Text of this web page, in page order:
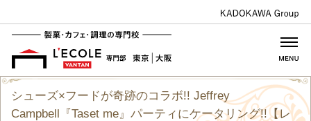
シューズ×フードが奇跡のコラボ!! Jeffrey
Campbell『Taset me』パーティにケータリング!!【レ